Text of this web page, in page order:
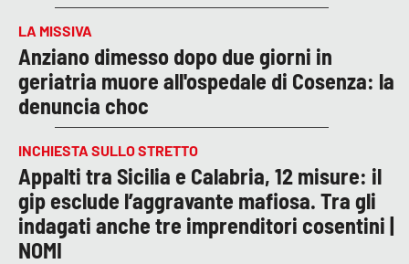
LA MISSIVA
Anziano dimesso dopo due giorni in
geriatria muore all'ospedale di Cosenza: la
denuncia choc
INCHIESTA SULLO STRETTO
Appalti tra Sicilia e Calabria, 12 misure: il
gip esclude l’aggravante mafiosa. Tra gli
indagati anche tre imprenditori cosentini |
NOMI